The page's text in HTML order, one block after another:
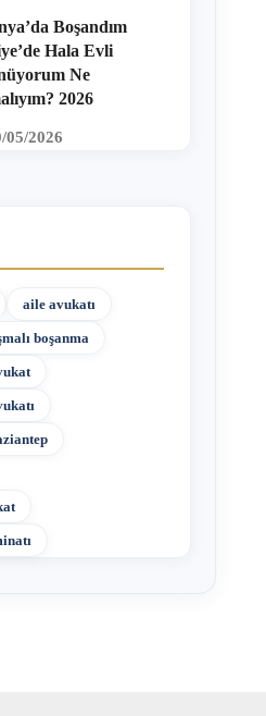
Boşandım
Hala Evli
Ne
2026
05/2026
aile avukatı
boşanma